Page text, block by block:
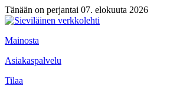
Tänään on perjantai 07. elokuuta 2026
Mainosta
Asiakaspalvelu
Tilaa